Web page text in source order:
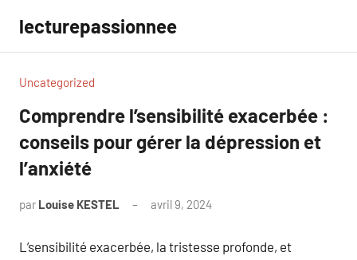
contenu
lecturepassionnee
Uncategorized
Comprendre l’sensibilité exacerbée :
conseils pour gérer la dépression et
l’anxiété
par Louise KESTEL avril 9, 2024
L’sensibilité exacerbée, la tristesse profonde, et